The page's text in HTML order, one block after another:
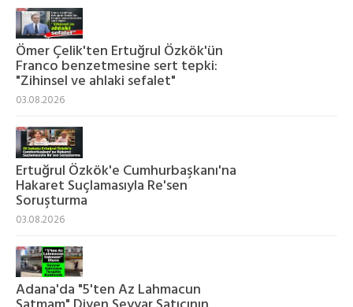
Ömer Çelik'ten Ertuğrul Özkök'ün
Franco benzetmesine sert tepki:
"Zihinsel ve ahlaki sefalet"
03.08.2026
Ertuğrul Özkök'e Cumhurbaşkanı'na
Hakaret Suçlamasıyla Re'sen
Soruşturma
03.08.2026
Adana'da "5'ten Az Lahmacun